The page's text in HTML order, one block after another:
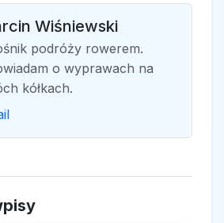
Wiśniewski
podróży rowerem.
o wyprawach na
kółkach.